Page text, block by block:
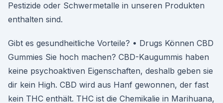
Pestizide oder Schwermetalle in unseren Produkten
enthalten sind.
Gibt es gesundheitliche Vorteile? • Drugs Können CBD
Gummies Sie hoch machen? CBD-Kaugummis haben
keine psychoaktiven Eigenschaften, deshalb geben sie
dir kein High. CBD wird aus Hanf gewonnen, der fast
kein THC enthält. THC ist die Chemikalie in Marihuana,